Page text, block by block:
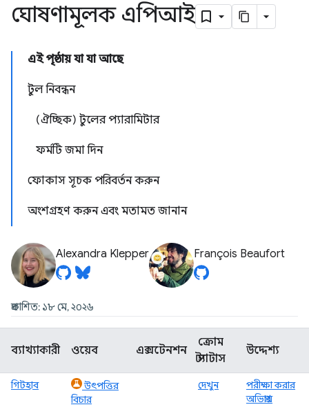
ঘোষণামূলক এপিআই
এই পৃষ্ঠায় যা যা আছে
টুল নিবন্ধন
(ঐচ্ছিক) টুলের প্যারামিটার
ফর্মটি জমা দিন
ফোকাস সূচক পরিবর্তন করুন
অংশগ্রহণ করুন এবং মতামত জানান
Alexandra Klepper François Beaufort
প্রকাশিত: ১৮ মে, ২০২৬
ব্যাখ্যাকারী ওয়েব এক্সটেনশন
ক্রোম
স্ট্যাটাস
উদ্দেশ্য
গিটহাব
উৎপত্তির
বিচার
দেখুন
পরীক্ষা করার
অভিপ্রায়